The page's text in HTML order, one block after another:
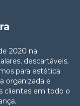
2020 na
descartáveis,
para estética.
organizada e
clientes em todo o